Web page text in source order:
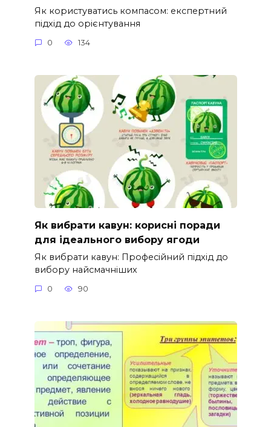
Як користуватись компасом: експертний
підхід до орієнтування
0 134
Як вибрати кавун: корисні поради
для ідеального вибору ягоди
Як вибрати кавун: Професійний підхід до
вибору найсмачніших
0 90